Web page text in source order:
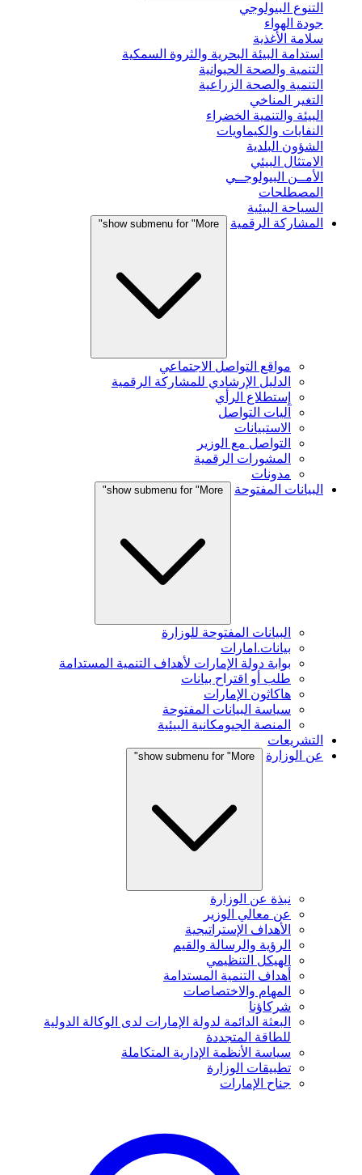
التنوع البيولوجي
جودة الهواء
سلامة الأغذية
استدامة البيئة البحرية والثروة السمكية
التنمية والصحة الحيوانية
التنمية والصحة الزراعية
التغير المناخي
البيئة والتنمية الخضراء
النفايات والكيماويات
الشؤون البلدية
الامتثال البيئي
الأمــن البيولوجــي
المصطلحات
السياحة البيئية
المشاركة الرقمية
show submenu for "More"
مواقع التواصل الاجتماعي
الدليل الإرشادي للمشاركة الرقمية
إستطلاع الرأي
آليات التواصل
الاستبيانات
التواصل مع الوزير
المشورات الرقمية
مدونات
البيانات المفتوحة
show submenu for "More"
البيانات المفتوحة للوزارة
بيانات.امارات
بوابة دولة الإمارات لأهداف التنمية المستدامة
طلب أو اقتراح بيانات
هاكاثون الإمارات
سياسة البيانات المفتوحة
المنصة الجيومكانية البيئية
التشريعات
عن الوزارة
show submenu for "More"
نبذة عن الوزارة
عن معالي الوزير
الأهداف الإستراتيجية
الرؤية والرسالة والقيم
الهيكل التنظيمي
أهداف التنمية المستدامة
المهام والاختصاصات
شركاؤنا
البعثة الدائمة لدولة الإمارات لدى الوكالة الدولية
للطاقة المتجددة
سياسة الأنظمة الإدارية المتكاملة
تطبيقات الوزارة
جناح الإمارات